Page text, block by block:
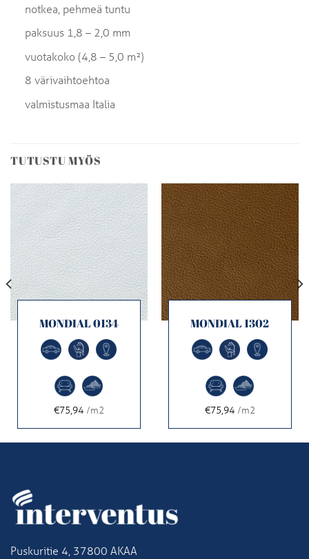
notkea, pehmeä tuntu
paksuus 1,8 – 2,0 mm
vuotakoko (4,8 – 5,0 m²)
8 värivaihtoehtoa
valmistusmaa Italia
TUTUSTU MYÖS
MONDIAL 0134
€75,94/m2
MONDIAL 1302
€75,94/m2
Puskuritie 4, 37800 AKAA